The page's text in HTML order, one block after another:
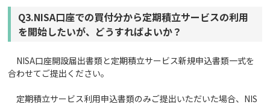
Q3.NISA口座での買付分から定期積立サービスの利用
を開始したいが、どうすればよいか？
NISA口座開設届出書類と定期積立サービス新規申込書類一式を
合わせてご提出ください。
定期積立サービス利用申込書類のみご提出いただいた場合、NIS